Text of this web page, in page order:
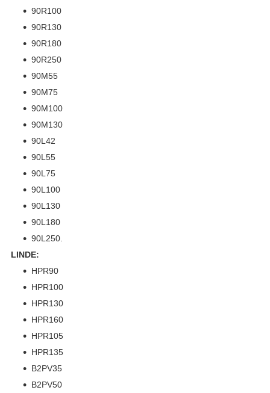
90R100
90R130
90R180
90R250
90M55
90M75
90M100
90M130
90L42
90L55
90L75
90L100
90L130
90L180
90L250.
LINDE:
HPR90
HPR100
HPR130
HPR160
HPR105
HPR135
B2PV35
B2PV50